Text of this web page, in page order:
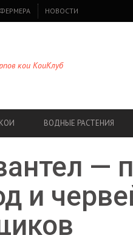
НОВОСТИ
ВОДНЫЕ РАСТЕНИЯ
—
и